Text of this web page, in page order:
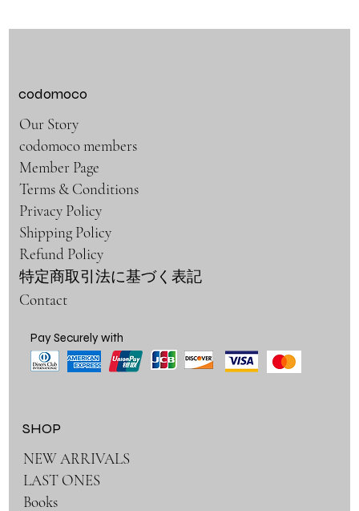
codomoco
Our Story
codomoco members
Member Page
Terms & Conditions
Privacy Policy
Shipping Policy
Refund Policy
特定商取引法に基づく表記
Contact
SHOP
NEW ARRIVALS
LAST ONES
Books
Pay Securely with